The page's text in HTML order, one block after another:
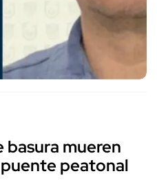
basura mueren
peatonal